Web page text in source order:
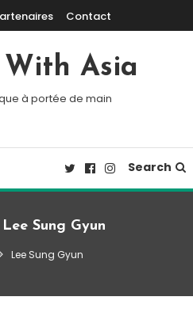
Contact
Asia
à portée de main
Search
Lee Sung Gyun
Lee Sung Gyun